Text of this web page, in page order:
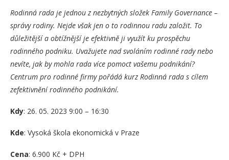
Rodinná rada je jednou z nezbytných složek Family Governance –
správy rodiny. Nejde však jen o to rodinnou radu založit. To
důležitější a obtížnější je efektivně ji využít ku prospěchu
rodinného podniku. Uvažujete nad svoláním rodinné rady nebo
nevíte, jak by mohla rada více pomoct vašemu podnikání?
Centrum pro rodinné firmy pořádá kurz Rodinná rada s cílem
zefektivnění rodinného podnikání.
Kdy: 26. 05. 2023 9:00 – 16:30
Kde: Vysoká škola ekonomická v Praze
Cena: 6.900 Kč + DPH